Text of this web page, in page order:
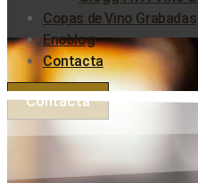
Copas de Vino Grabadas
Enoblog
Contacta
Contacta